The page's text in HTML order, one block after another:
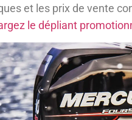
et les prix de vente
le dépliant